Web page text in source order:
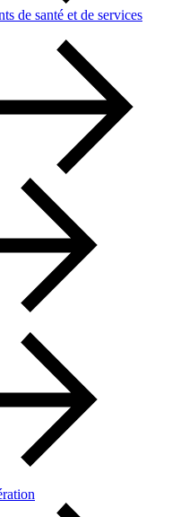
de santé et de services